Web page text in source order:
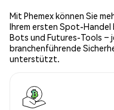
Mit Phemex können Sie
Ihrem ersten Spot-
Bots und Futures-Tools –
branchenführende
unterstützt.